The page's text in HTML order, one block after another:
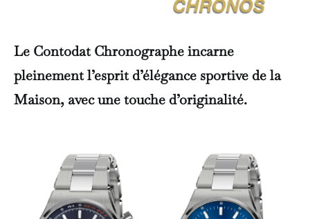
Le Contodat Chronographe incarne
pleinement l’esprit d’élégance sportive de la
Maison, avec une touche d’originalité.